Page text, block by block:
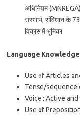
अधिनियम
संस्थायें, संविधान के
विकास में भूमिका
Language
Use of Articles
Tense/sequence
Voice : Active
Use of